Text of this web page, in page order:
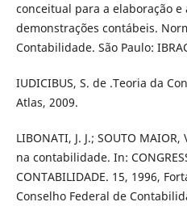
conceitual para a elaboração e
demonstrações contábeis.
Contabilidade. São Paulo:
IUDICIBUS, S. de .Teoria da
Atlas, 2009.
LIBONATI, J. J.; SOUTO
na contabilidade. In:
CONTABILIDADE. 15, 1996,
Conselho Federal de